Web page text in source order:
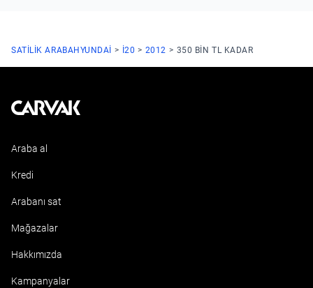
SATILIK ARABAHYUNDAI I20 2012 350 BIN TL KADAR
Kavak
Araba al
Kredi
Arabanı sat
Mağazalar
Hakkımızda
Kampanyalar